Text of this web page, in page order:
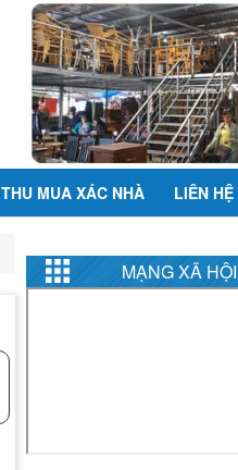
THU MUA XÁC NHÀ LIÊN HỆ
MẠNG XÃ HỘI